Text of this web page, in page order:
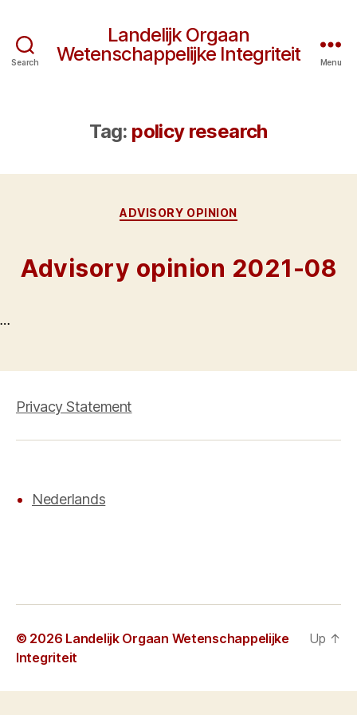
Search
Landelijk Orgaan
Wetenschappelijke Integriteit
Menu
Tag: policy research
Categories
ADVISORY OPINION
Advisory opinion 2021-08
…
Privacy Statement
Nederlands
© 2026 Landelijk Orgaan Wetenschappelijke
Integriteit
Up ↑